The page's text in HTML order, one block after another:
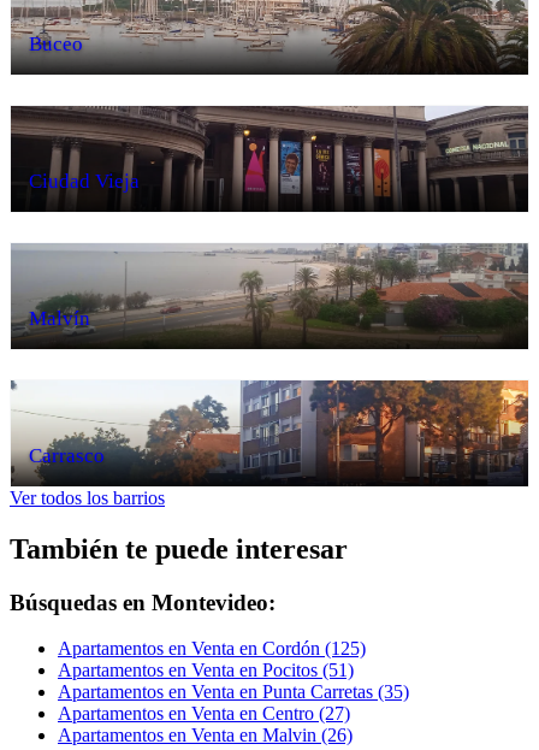
Buceo
Ciudad Vieja
Malvín
Carrasco
Ver todos los barrios
También te puede interesar
Búsquedas en Montevideo:
Apartamentos en Venta en Cordón (125)
Apartamentos en Venta en Pocitos (51)
Apartamentos en Venta en Punta Carretas (35)
Apartamentos en Venta en Centro (27)
Apartamentos en Venta en Malvin (26)